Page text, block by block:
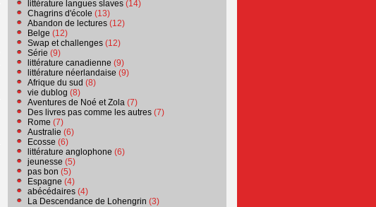
littérature langues slaves (14)
Chagrins d'école (13)
Abandon de lectures (12)
Belge (12)
Swap et challenges (12)
Série (9)
littérature canadienne (9)
littérature néerlandaise (9)
Afrique du sud (8)
vie dublog (8)
Aventures de Noé et Zola (7)
Des livres pas comme les autres (7)
Rome (7)
Australie (6)
Ecosse (6)
littérature anglophone (6)
jeunesse (5)
pas bon (5)
Espagne (4)
abécédaires (4)
La Descendance de Lohengrin (3)